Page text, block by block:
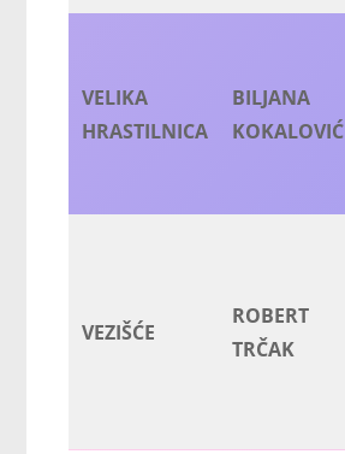
VELIKA
HRASTILNICA
BILJANA
KOKALOVIĆ
VEZIŠĆE
ROBERT
TRČAK